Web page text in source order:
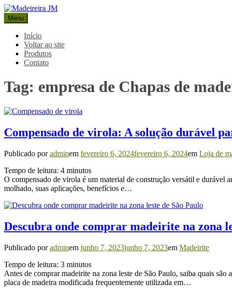
Pular
para
o
conteúdo
Madeireira JM
Blog Madeireira JM
Menu
Início
Voltar ao site
Produtos
Contato
Tag: empresa de Chapas de
Compensado de virola: A solução durável
Publicado poradminem fevereiro 6, 2024fevereiro 6, 2024em Loja de
Tempo de leitura: 4 minutos
O compensado de virola é um material de construção versátil e durável
molhado, suas aplicações, benefícios e…
Descubra onde comprar madeirite na zona
Publicado poradminem junho 7, 2023junho 7, 2023em Madeirite
Tempo de leitura: 3 minutos
Antes de comprar madeirite na zona leste de São Paulo, saiba quais
placa de madeira modificada frequentemente utilizada em…